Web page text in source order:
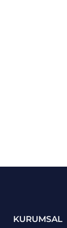
KURUMSAL